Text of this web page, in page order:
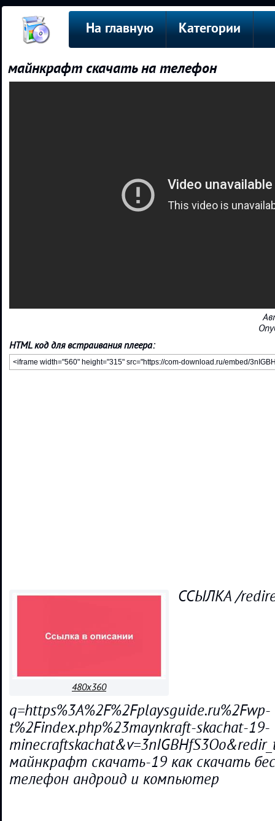
На главную Категории
майнкрафт скачать на телефон
HTML код для встраивания плеера:
480x360
ССЫЛКА /
q=https%3A%2F%2Fplaysguide.ru%2Fwp-
t%2Findex.php%23maynkraft-skachat-19-
майнкрафт скачать-19 как скачать
телефон андроид и компьютер